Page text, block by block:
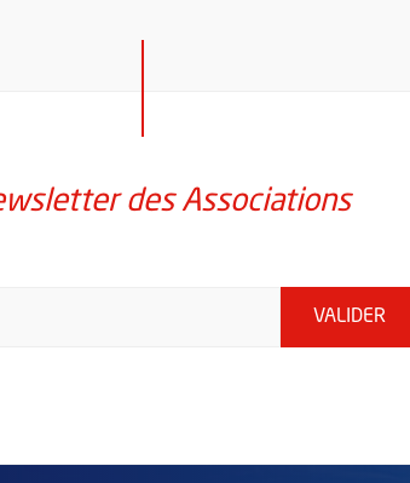
des Associations
d'information des associations de la ville
VALIDER